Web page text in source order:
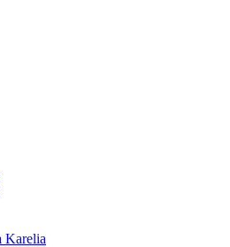
Karelia